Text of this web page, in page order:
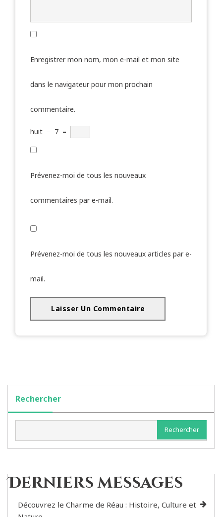
Enregistrer mon nom, mon e-mail et mon site
dans le navigateur pour mon prochain
commentaire.
huit − 7 =
Prévenez-moi de tous les nouveaux
commentaires par e-mail.
Prévenez-moi de tous les nouveaux articles par e-
mail.
Rechercher
Rechercher
Derniers messages
Découvrez le Charme de Réau : Histoire, Culture et